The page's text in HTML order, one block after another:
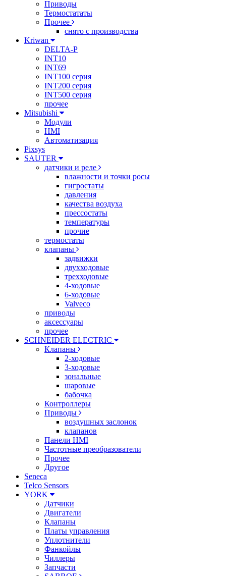
Приводы
Термостататы
Прочее
снято с производства
Kriwan
DELTA-P
INT10
INT69
INT100 серия
INT200 серия
INT500 серия
прочее
Mitsubishi
Модули
HMI
Автоматизация
Pixsys
SAUTER
датчики и реле
влажности и точки росы
гигростаты
давления
качества воздуха
прессостаты
температуры
прочие
термостаты
клапаны
задвижки
двухходовые
трехходовые
4-ходовые
6-ходовые
Valveco
приводы
аксессуары
прочее
SCHNEIDER ELECTRIC
Клапаны
2-ходовые
3-ходовые
зональные
шаровые
бабочка
Контроллеры
Приводы
воздушных заслонок
клапанов
Панели HMI
Частотные преобразователи
Прочее
Другое
Seneca
Telco Sensors
YORK
Датчики
Двигатели
Клапаны
Платы управления
Уплотнители
Фанкойлы
Чиллеры
Запчасти